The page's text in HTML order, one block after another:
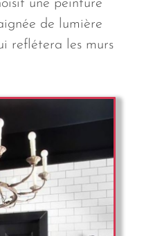
une peinture
de lumière
reflétera les murs